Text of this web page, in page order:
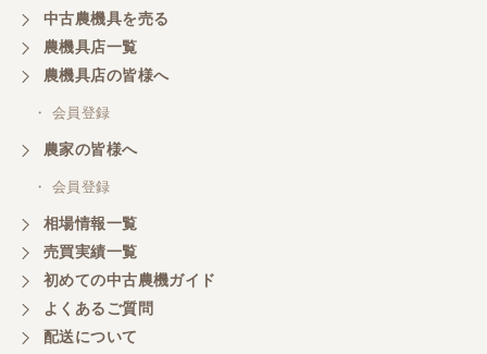
山梨県／
商談成立の連絡をいたいておりません。
山梨県／中川
このたびは、ありがとうございました。
山梨県／好ちゃん
大変いい商品で草刈り作業で活躍しています
中古農機具を売る
農機具店一覧
農機具店の皆様へ
・ 会員登録
農家の皆様へ
・ 会員登録
相場情報一覧
売買実績一覧
初めての中古農機ガイド
よくあるご質問
配送について